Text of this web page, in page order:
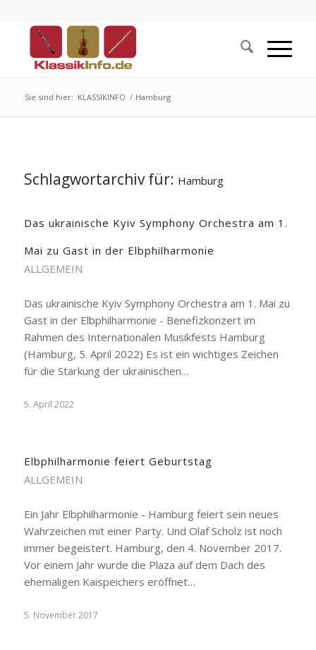
Sie sind hier: KLASSIKINFO / Hamburg
Schlagwortarchiv für: Hamburg
Das ukrainische Kyiv Symphony Orchestra am 1.
Mai zu Gast in der Elbphilharmonie
ALLGEMEIN
Das ukrainische Kyiv Symphony Orchestra am 1. Mai zu
Gast in der Elbphilharmonie - Benefizkonzert im
Rahmen des Internationalen Musikfests Hamburg
(Hamburg, 5. April 2022) Es ist ein wichtiges Zeichen
für die Stärkung der ukrainischen…
5. April 2022
Elbphilharmonie feiert Geburtstag
ALLGEMEIN
Ein Jahr Elbphilharmonie - Hamburg feiert sein neues
Wahrzeichen mit einer Party. Und Olaf Scholz ist noch
immer begeistert. Hamburg, den 4. November 2017.
Vor einem Jahr wurde die Plaza auf dem Dach des
ehemaligen Kaispeichers eröffnet…
5. November 2017